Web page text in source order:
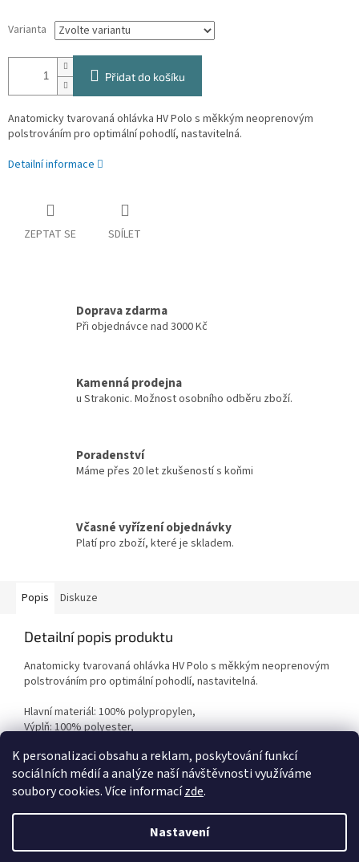
K personalizaci obsahu a reklam, poskytování funkcí
sociálních médií a analýze naší návštěvnosti využíváme
soubory cookies. Více informacízde.
Nastavení
Varianta
Přidat do košíku
Anatomicky tvarovaná ohlávka HV Polo s měkkým neoprenovým
polstrováním pro optimální pohodlí, nastavitelná.
Detailní informace
ZEPTAT SE SDÍLET
Doprava zdarma
Při objednávce nad 3000 Kč
Kamenná prodejna
u Strakonic. Možnost osobního odběru zboží.
Poradenství
Máme přes 20 let zkušeností s koňmi
Včasné vyřízení objednávky
Platí pro zboží, které je skladem.
Popis Diskuze
Detailní popis produktu
Anatomicky tvarovaná ohlávka HV Polo s měkkým neoprenovým
polstrováním pro optimální pohodlí, nastavitelná.
Hlavní materiál: 100% polypropylen,
Výplň: 100% polyester,